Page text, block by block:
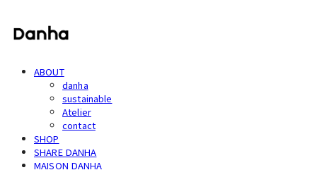
ABOUT
danha
sustainable
Atelier
contact
SHOP
SHARE DANHA
MAISON DANHA